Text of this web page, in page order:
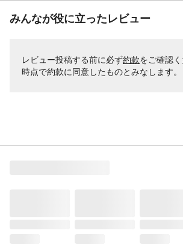
みんなが役に立ったレビュー
レビュー投稿する前に必ず約款をご確認
時点で約款に同意したものとみなします。